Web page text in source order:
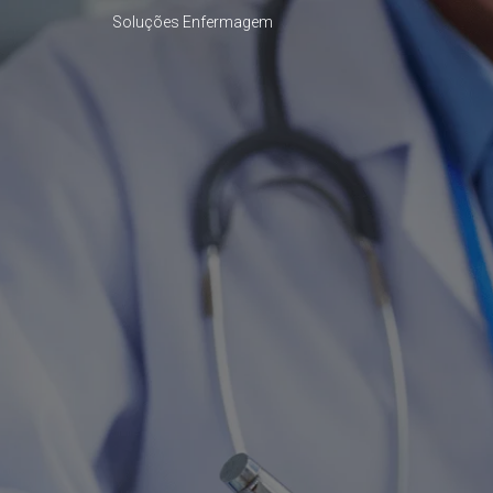
Soluções Enfermagem